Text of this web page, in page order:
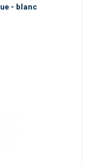
- blanc